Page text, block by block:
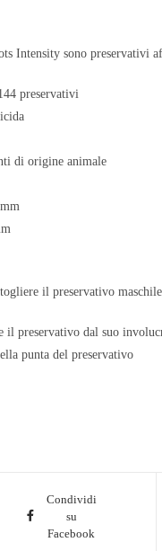
Intensity sono preservativi
preservativi
di origine animale
il preservativo maschile
preservativo dal suo
punta del preservativo
Condividi
su
Facebook